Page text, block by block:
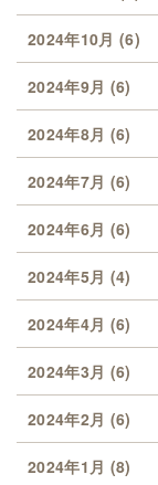
2024年10月 (6)
2024年9月 (6)
2024年8月 (6)
2024年7月 (6)
2024年6月 (6)
2024年5月 (4)
2024年4月 (6)
2024年3月 (6)
2024年2月 (6)
2024年1月 (8)